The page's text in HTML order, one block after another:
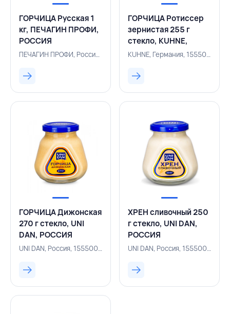
ГОРЧИЦА Русская 1
кг, ПЕЧАГИН ПРОФИ,
РОССИЯ
ПЕЧАГИН ПРОФИ, Россия, 155500554
ГОРЧИЦА Ротиссер
зернистая 255 г
стекло, KUHNE,
ГЕРМАНИЯ
KUHNE, Германия, 155500142
ГОРЧИЦА Дижонская
270 г стекло, UNI
DAN, РОССИЯ
UNI DAN, Россия, 155500219
ХРЕН сливочный 250
г стекло, UNI DAN,
РОССИЯ
UNI DAN, Россия, 155500221